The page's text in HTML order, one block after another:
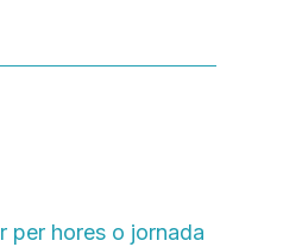
per hores o jornada